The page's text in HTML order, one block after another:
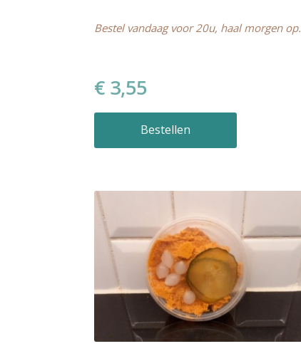
Bestel vandaag voor 20u, haal morgen op.
€ 3,55
Bestellen